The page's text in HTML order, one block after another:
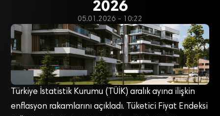
2026
05.01.2026 - 10:22
Türkiye İstatistik Kurumu (TÜİK) aralık ayına ilişkin
enflasyon rakamlarını açıkladı. Tüketici Fiyat Endeksi